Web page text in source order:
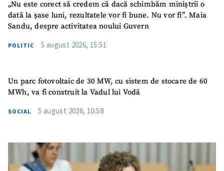
„Nu este corect să credem că dacă schimbăm miniștrii o
dată la șase luni, rezultatele vor fi bune. Nu vor fi”. Maia
Sandu, despre activitatea noului Guvern
POLITIC 5 august 2026, 15:51
Un parc fotovoltaic de 30 MW, cu sistem de stocare de 60
MWh, va fi construit la Vadul lui Vodă
SOCIAL 5 august 2026, 10:58